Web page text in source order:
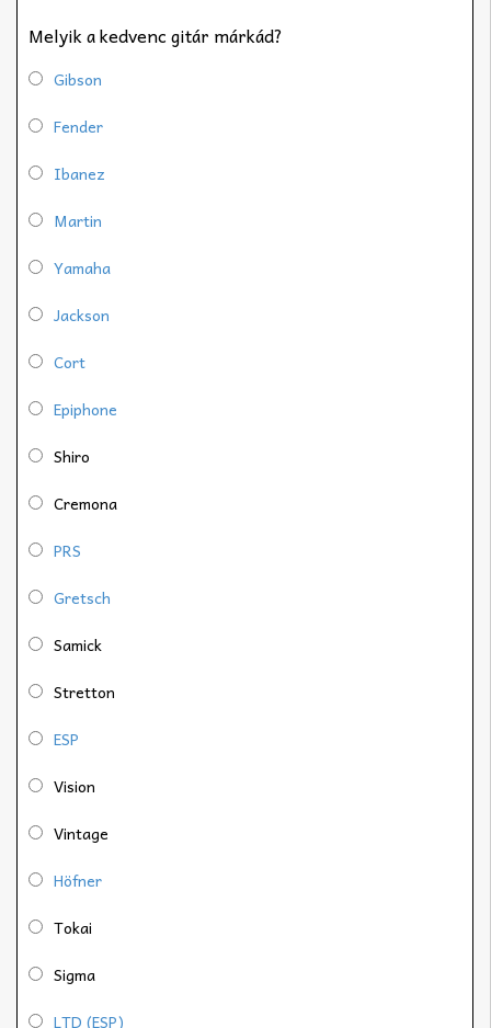
Melyik a kedvenc gitár márkád?
Gibson
Fender
Ibanez
Martin
Yamaha
Jackson
Cort
Epiphone
Shiro
Cremona
PRS
Gretsch
Samick
Stretton
ESP
Vision
Vintage
Höfner
Tokai
Sigma
LTD (ESP)